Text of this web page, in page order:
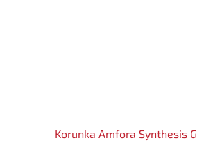
Korunka Amfora Synthesis